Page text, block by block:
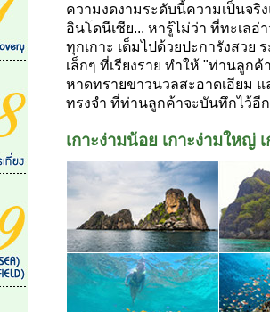
ความงดงามระดับนี้ความเป็นจริ
อินโดนีเซีย... หารู้ไม่ว่า ที่ทะเลอ่
ทุกเกาะ เต็มไปด้วยปะการังสวย
เล็กๆ ที่เรียงราย ทำให้ "ท่านลูก
หาดทรายขาวนวลสะอาดเอียม
ทรงจำ ที่ท่านลูกค้าจะบันทึกไว้อี
เกาะง่ามน้อย เกาะง่ามใหญ่